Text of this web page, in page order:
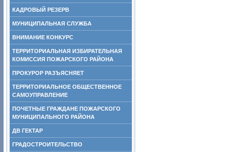
КАДРОВЫЙ РЕЗЕРВ
МУНИЦИПАЛЬНАЯ СЛУЖБА
ВНИМАНИЕ КОНКУРС
ТЕРРИТОРИАЛЬНАЯ ИЗБИРАТЕЛЬНАЯ
КОМИССИЯ ПОЖАРСКОГО РАЙОНА
ПРОКУРОР РАЗЪЯСНЯЕТ
ТЕРРИТОРИАЛЬНОЕ ОБЩЕСТВЕННОЕ
САМОУПРАВЛЕНИЕ
ПОЧЕТНЫЕ ГРАЖДАНЕ ПОЖАРСКОГО
МУНИЦИПАЛЬНОГО РАЙОНА
ДВ ГЕКТАР
ГРАДОСТРОИТЕЛЬСТВО